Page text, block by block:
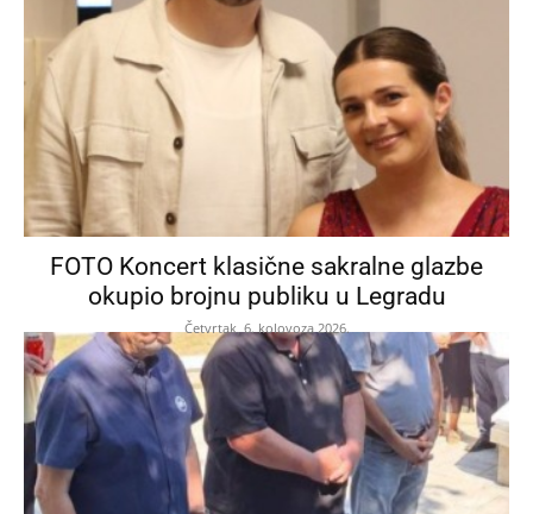
FOTO Koncert klasične sakralne glazbe
okupio brojnu publiku u Legradu
Četvrtak, 6. kolovoza 2026.